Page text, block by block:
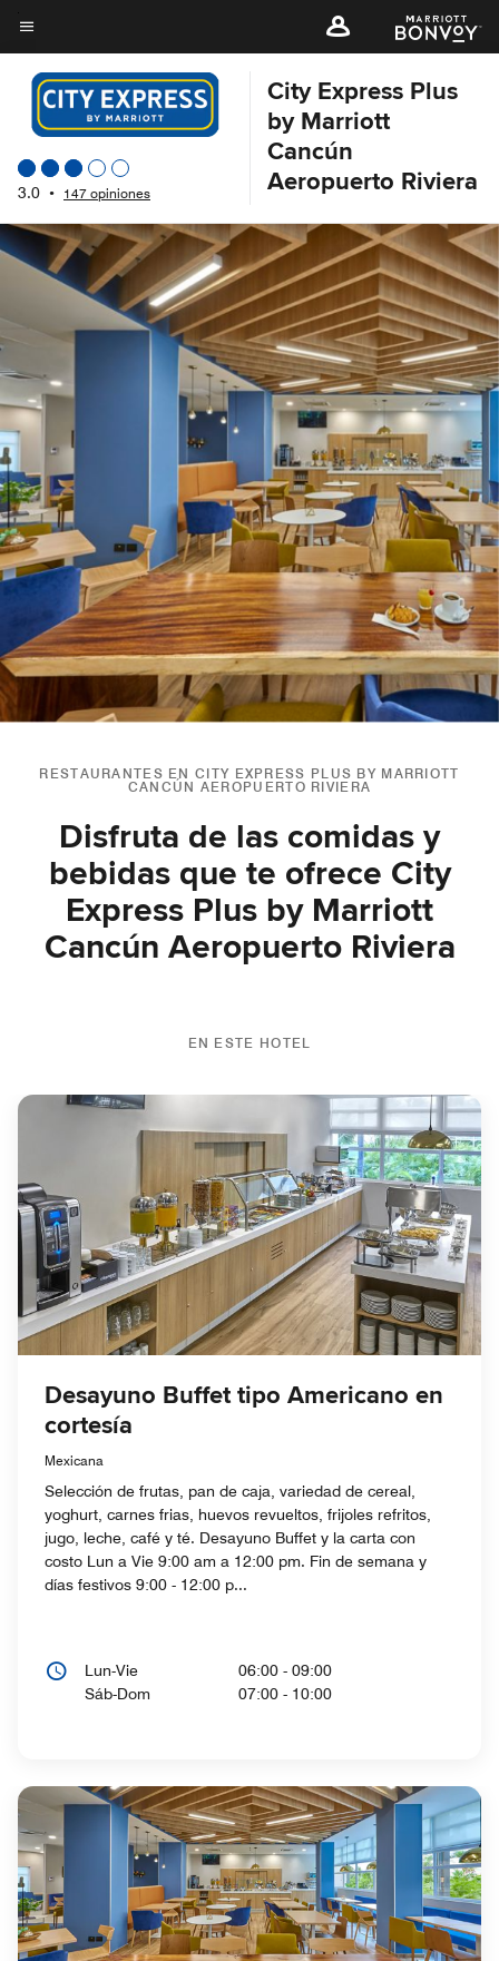
Skip
to
main
content
Texto del menú
3.0 • 147 opiniones
City Express Plus
by Marriott
Cancún
Aeropuerto Riviera
RESTAURANTES EN CITY EXPRESS PLUS BY MARRIOTT
CANCÚN AEROPUERTO RIVIERA
Disfruta de las comidas y
bebidas que te ofrece City
Express Plus by Marriott
Cancún Aeropuerto Riviera
EN ESTE HOTEL
Desayuno Buffet tipo Americano en
cortesía
Mexicana
Selección de frutas, pan de caja, variedad de cereal,
yoghurt, carnes frias, huevos revueltos, frijoles refritos,
jugo, leche, café y té. Desayuno Buffet y la carta con
costo Lun a Vie 9:00 am a 12:00 pm. Fin de semana y
días festivos 9:00 - 12:00 p...
Lun-Vie
06:00 - 09:00
Sáb-Dom
07:00 - 10:00